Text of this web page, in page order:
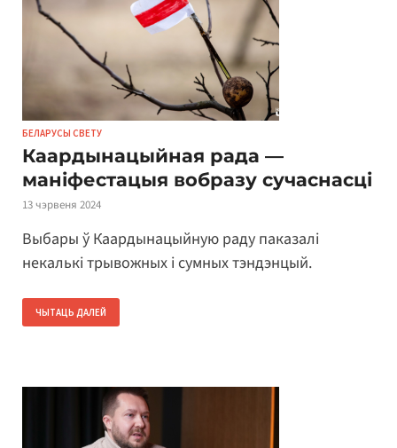
БЕЛАРУСЫ СВЕТУ
Каардынацыйная рада —
маніфестацыя вобразу сучаснасці
13 чэрвеня 2024
Выбары ў Каардынацыйную раду паказалі
некалькі трывожных і сумных тэндэнцый.
ЧЫТАЦЬ ДАЛЕЙ